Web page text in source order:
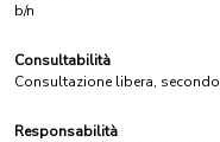
b/n
Consultabilità
Consultazione libera,
Responsabilità